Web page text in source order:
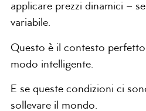
applicare prezzi dinamici –
variabile.
Questo è il contesto
modo intelligente.
E se queste condizioni ci
sollevare il mondo.